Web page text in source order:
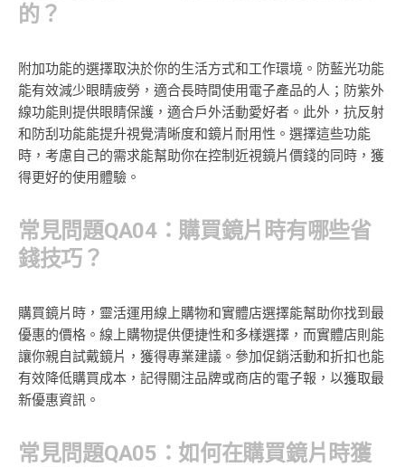
的？
附加功能的選擇取決於你的生活方式和工作環境。防藍光功能
能有效減少眼睛疲勞，適合長時間使用電子產品的人；防紫外
線功能則提供眼睛保護，適合戶外活動愛好者。此外，抗反射
和防刮功能能提升視覺清晰度和鏡片耐用性。選擇這些功能
時，考慮自己的需求能幫助你在控制近視鏡片價錢的同時，獲
得更好的使用體驗。
常見問題QA04：購買鏡片時有哪些省
錢技巧？
購買鏡片時，靈活運用線上購物和實體店選擇能幫助你找到最
優惠的價格。線上購物提供便捷性和多樣選擇，而實體店則能
讓你親自試戴鏡片，獲得專業建議。參加促銷活動和折扣也能
有效降低購買成本，記得關注品牌或商店的電子報，以獲取最
新優惠資訊。
常見問題QA05：如何在購買鏡片時獲